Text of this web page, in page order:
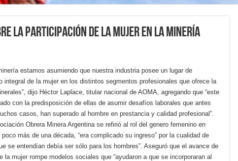
la participación de la mujer en la minería
estamos asumiendo que nuestra industria posee un lugar de
integral de la mujer en los distintos segmentos profesionales que ofrece la
dijo Héctor Laplace, titular nacional de AOMA, agregando que “este
con la predisposición de ellas de asumir desafíos laborales que antes
casos, han superado al hombre en prestancia y calidad profesional”.
Obrera Minera Argentina se refirió al rol del genero femenino en
más de una década, “era complicado su ingreso” por la cualidad de
se entendían debía ser sólo para los hombres”. Aseguró que el avance de
la mujer rompe modelos sociales que “ayudaron a que se incorporaran al